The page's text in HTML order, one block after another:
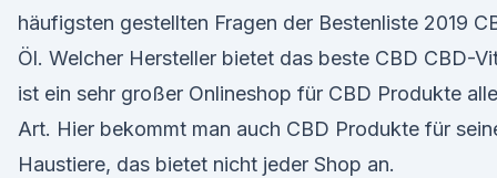
häufigsten gestellten Fragen der Bestenliste 2019
Öl. Welcher Hersteller bietet das beste CBD CBD-
ist ein sehr großer Onlineshop für CBD Produkte
Art. Hier bekommt man auch CBD Produkte für
Haustiere, das bietet nicht jeder Shop an.